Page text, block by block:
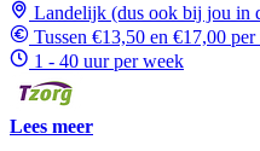
Landelijk (dus ook bij jou in
Tussen €13,50 en €17,00 per
1 - 40 uur per week
Lees meer